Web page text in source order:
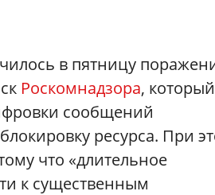
в пятницу
Роскомнадзора, который
сообщений
ресурса. При
что «длительное
к существенным